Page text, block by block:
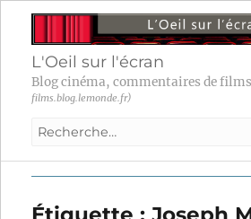
L'Oeil sur l'écran
Blog cinéma, commentaires de
films.blog.lemonde.fr)
Recherche
: